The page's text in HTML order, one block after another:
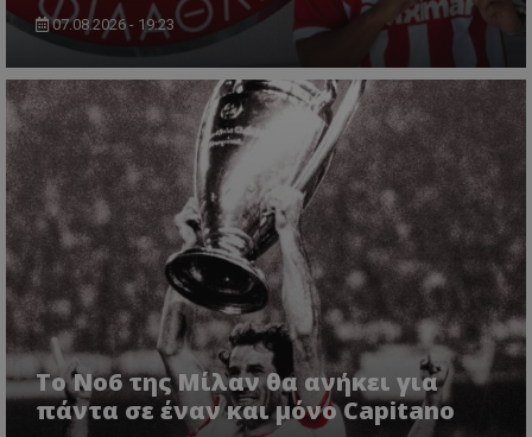
07.08.2026 - 19:23
Το No6 της Μίλαν θα ανήκει για
πάντα σε έναν και μόνο Capitano